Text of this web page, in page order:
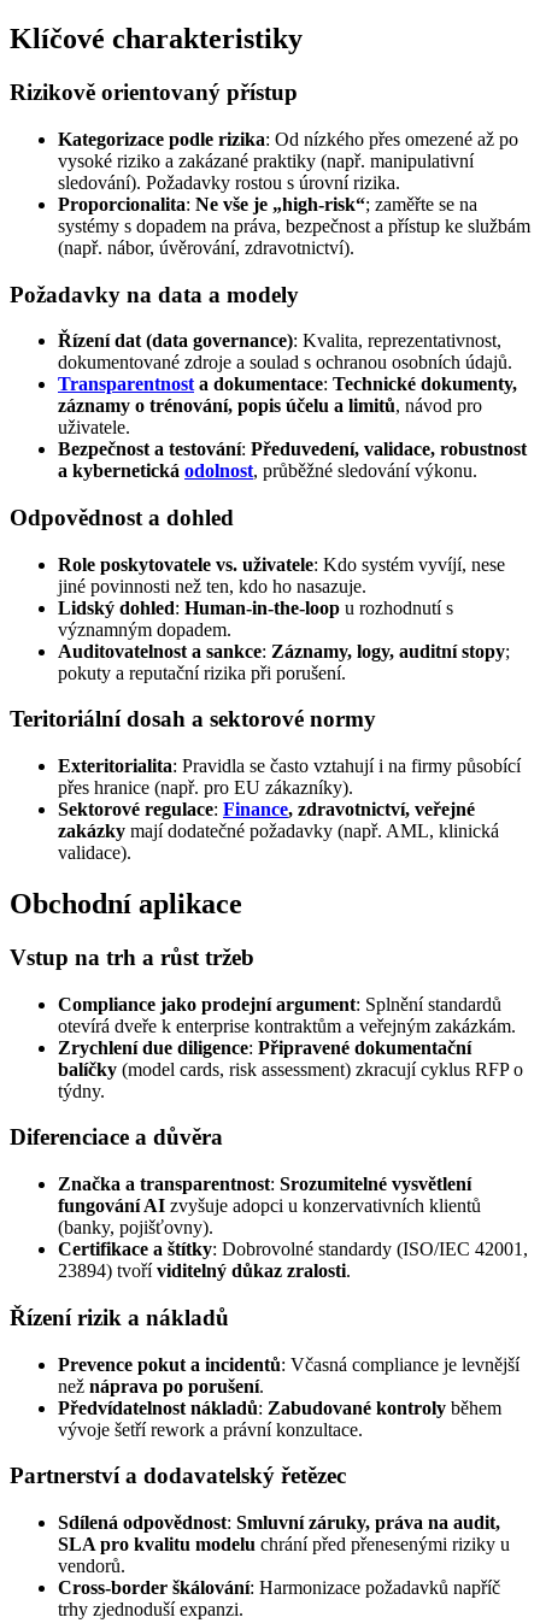
Klíčové charakteristiky
Rizikově orientovaný přístup
Kategorizace podle rizika: Od nízkého přes omezené až po
vysoké riziko a zakázané praktiky (např. manipulativní
sledování). Požadavky rostou s úrovní rizika.
Proporcionalita: Ne vše je „high-risk“; zaměřte se na
systémy s dopadem na práva, bezpečnost a přístup ke službám
(např. nábor, úvěrování, zdravotnictví).
Požadavky na data a modely
Řízení dat (data governance): Kvalita, reprezentativnost,
dokumentované zdroje a soulad s ochranou osobních údajů.
Transparentnost a dokumentace: Technické dokumenty,
záznamy o trénování, popis účelu a limitů, návod pro
uživatele.
Bezpečnost a testování: Předuvedení, validace, robustnost
a kybernetická odolnost, průběžné sledování výkonu.
Odpovědnost a dohled
Role poskytovatele vs. uživatele: Kdo systém vyvíjí, nese
jiné povinnosti než ten, kdo ho nasazuje.
Lidský dohled: Human-in-the-loop u rozhodnutí s
významným dopadem.
Auditovatelnost a sankce: Záznamy, logy, auditní stopy;
pokuty a reputační rizika při porušení.
Teritoriální dosah a sektorové normy
Exteritorialita: Pravidla se často vztahují i na firmy působící
přes hranice (např. pro EU zákazníky).
Sektorové regulace: Finance, zdravotnictví, veřejné
zakázky mají dodatečné požadavky (např. AML, klinická
validace).
Obchodní aplikace
Vstup na trh a růst tržeb
Compliance jako prodejní argument: Splnění standardů
otevírá dveře k enterprise kontraktům a veřejným zakázkám.
Zrychlení due diligence: Připravené dokumentační
balíčky (model cards, risk assessment) zkracují cyklus RFP o
týdny.
Diferenciace a důvěra
Značka a transparentnost: Srozumitelné vysvětlení
fungování AI zvyšuje adopci u konzervativních klientů
(banky, pojišťovny).
Certifikace a štítky: Dobrovolné standardy (ISO/IEC 42001,
23894) tvoříviditelný důkaz zralosti.
Řízení rizik a nákladů
Prevence pokut a incidentů: Včasná compliance je levnější
než náprava po porušení.
Předvídatelnost nákladů: Zabudované kontroly během
vývoje šetří rework a právní konzultace.
Partnerství a dodavatelský řetězec
Sdílená odpovědnost: Smluvní záruky, práva na audit,
SLA pro kvalitu modelu chrání před přenesenými riziky u
vendorů.
Cross-border škálování: Harmonizace požadavků napříč
trhy zjednoduší expanzi.